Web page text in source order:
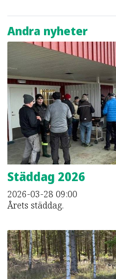
Andra nyheter
Städdag 2026
2026-03-28 09:00
Årets städdag.